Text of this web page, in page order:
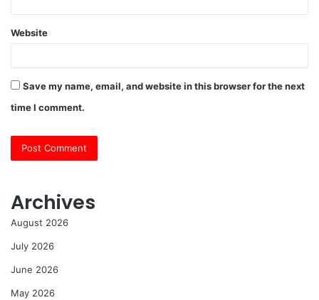
Website
Save my name, email, and website in this browser for the next
time I comment.
Archives
August 2026
July 2026
June 2026
May 2026